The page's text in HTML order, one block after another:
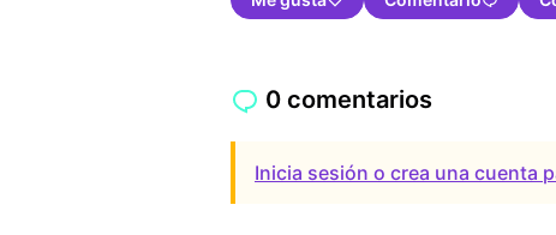
0 comentarios
Inicia sesión o crea una cuenta